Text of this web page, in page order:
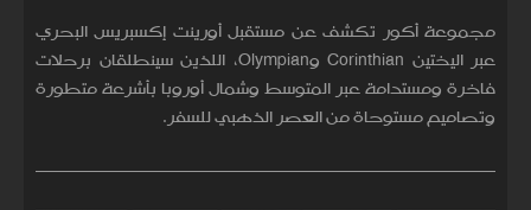
مجموعة أكور تكشف عن مستقبل أورينت إكسبريس البحري
عبر اليختين Corinthian وOlympian، اللذين سينطلقان برحلات
فاخرة ومستدامة عبر المتوسط وشمال أوروبا بأشرعة متطورة
وتصاميم مستوحاة من العصر الذهبي للسفر.